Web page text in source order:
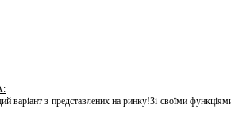
з представлених на ринку!Зі своїми